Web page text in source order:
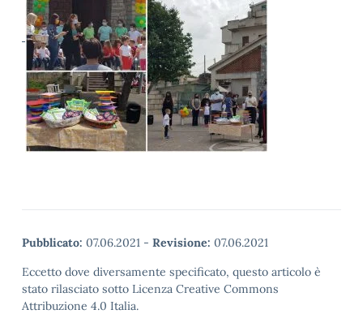
Pubblicato: 07.06.2021 - Revisione: 07.06.2021
Eccetto dove diversamente specificato, questo articolo è
stato rilasciato sotto Licenza Creative Commons
Attribuzione 4.0 Italia.